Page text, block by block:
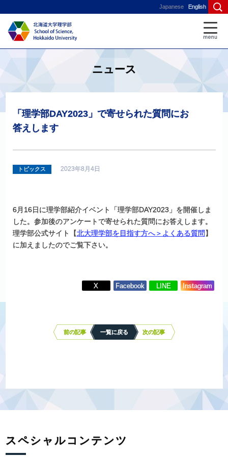
Japanese English
ニュース
「理学部DAY2023」 で寄せられた質問にお
答えします
トピックス 2023年8月4日
6月16日に理学部紹介イベント「理学部DAY2023」を開催しま
した。参加後のアンケートで寄せられた質問にお答えします。
理学部公式サイト【北大理学部を目指す方へ＞よくある質問】
に加えましたのでご覧下さい。
X Facebook LINE Instagram
前の記事 一覧に戻る 次の記事
スペシャルコンテンツ